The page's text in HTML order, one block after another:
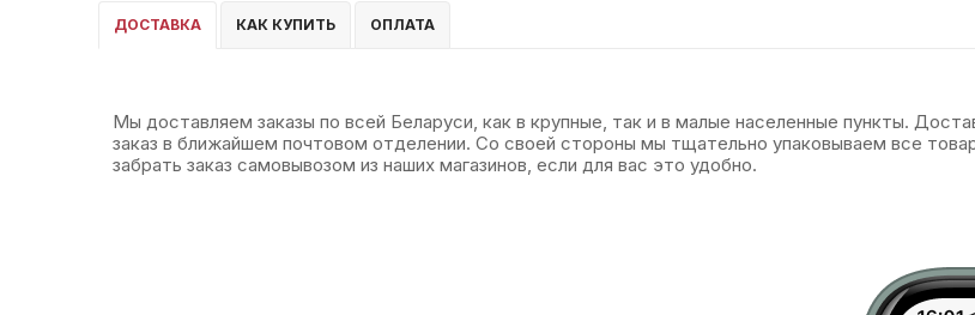
ДОСТАВКА КАК КУПИТЬ ОПЛАТА
Мы доставляем заказы по всей Беларуси, как в крупные, так и в малые населенные пункты.
заказ в ближайшем почтовом отделении. Со своей стороны мы тщательно упаковываем все
забрать заказ самовывозом из наших магазинов, если для вас это удобно.